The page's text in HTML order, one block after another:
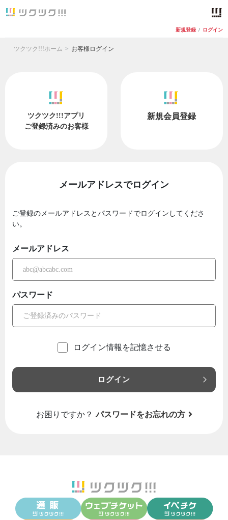
新規登録 / ログイン
ツクツク!!!ホーム お客様ログイン
ツクツク!!!アプリ
ご登録済みのお客様
新規会員登録
メールアドレスでログイン
ご登録のメールアドレスとパスワードでログインしてくださ
い。
メールアドレス
パスワード
ログイン情報を記憶させる
ログイン
お困りですか？ パスワードをお忘れの方